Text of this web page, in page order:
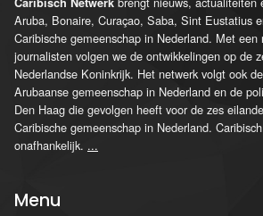
Aruba, Bonaire, Curaçao, Saba, Sint Eustatius
Caribische gemeenschap in Nederland. Met een
journalisten volgen we de ontwikkelingen op de
Nederlandse Koninkrijk. Het netwerk volgt ook
Arubaanse gemeenschap in Nederland en de
Den Haag die gevolgen heeft voor de zes
Caribische gemeenschap in Nederland.
onafhankelijk. ...
Menu